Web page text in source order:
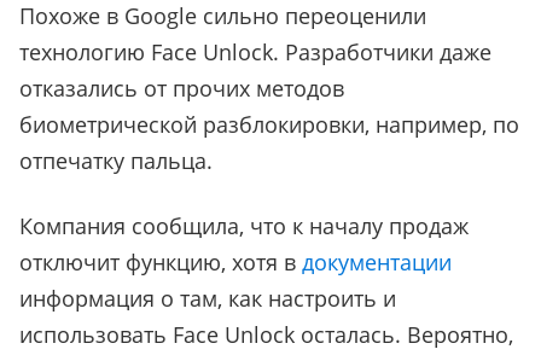
Похоже в Google сильно переоценили
технологию Face Unlock. Разработчики даже
отказались от прочих методов
биометрической разблокировки, например, по
отпечатку пальца.
Компания сообщила, что к началу продаж
отключит функцию, хотя в документации
информация о там, как настроить и
использовать Face Unlock осталась. Вероятно,